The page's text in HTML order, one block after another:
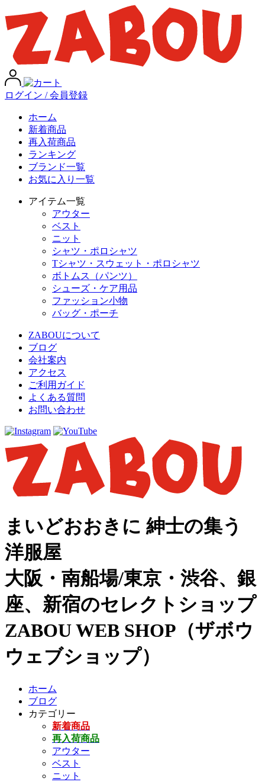
ログイン / 会員登録
ホーム
新着商品
再入荷商品
ランキング
ブランド一覧
お気に入り一覧
アイテム一覧
アウター
ベスト
ニット
シャツ・ポロシャツ
Tシャツ・スウェット・ポロシャツ
ボトムス（パンツ）
シューズ・ケア用品
ファッション小物
バッグ・ポーチ
ZABOUについて
ブログ
会社案内
アクセス
ご利用ガイド
よくある質問
お問い合わせ
まいどおおきに 紳士の集う
洋服屋
大阪・南船場/東京・渋谷、銀
座、新宿のセレクトショップ
ZABOU WEB SHOP（ザボウ
ウェブショップ）
ホーム
ブログ
カテゴリー
新着商品
再入荷商品
アウター
ベスト
ニット